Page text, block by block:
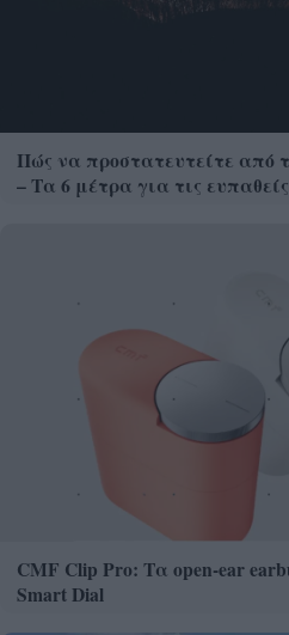
Πώς να προστατευτείτε από
– Τα 6 μέτρα για τις
CMF Clip Pro: Τα open-ear
Smart Dial